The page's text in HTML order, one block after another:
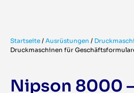
Startseite / Ausrüstungen /
Druckmaschinen für
Nipson 8000 –